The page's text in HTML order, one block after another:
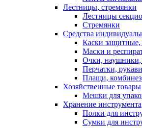
Лестницы, стремянки
Лестницы
Стремянки
Средства
Каски
Маски и
Очки, наушники,
Перчатки,
Плащи,
Хозяйственные товары
Мешки для
Хранение инструмента
Полки для
Сумки для